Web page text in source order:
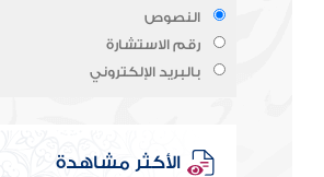
النصوص
رقم الاستشارة
بالبريد الإلكتروني
الأكثر مشاهدة